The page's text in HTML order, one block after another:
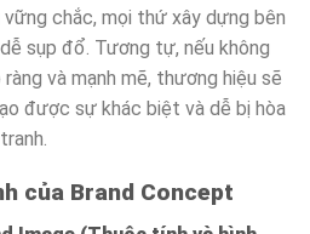
vững chắc, mọi thứ xây dựng bên
sụp đổ. Tương tự, nếu không
và mạnh mẽ, thương hiệu sẽ
được sự khác biệt và dễ bị hòa
của Brand Concept